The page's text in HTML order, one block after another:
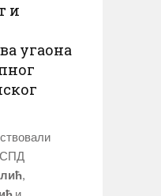
и
угаона
,